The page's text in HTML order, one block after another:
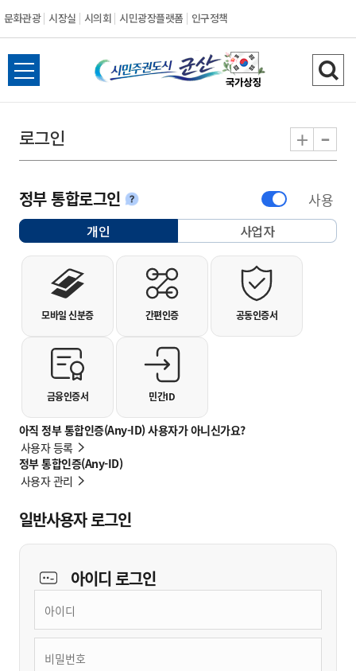
문화관광 시장실 시의회 시민광장플랫폼 인구정책
시민주권도시 군
전체메뉴 열기 검
로그인 + -
정부 통합로그인안내 사용
아직 정부 통합인증(Any-ID) 사용자가 아니신가요?
사용자 등록
정부 통합인증(Any-ID)
사용자 관리
개인선택됨 사업자
개인사용자 로그인
모바일 신분증 간편인증 공동인증서
금융인증서 민간ID
일반사용자 로그인
아이디로그인